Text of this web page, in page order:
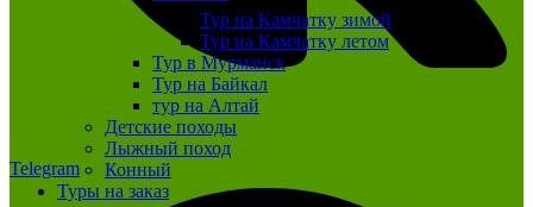
Telegram
Тур на Камчатку зимой
Тур на Камчатку летом
Тур в Мурманск
Тур на Байкал
тур на Алтай
Детские походы
Лыжный поход
Конный
Туры на заказ